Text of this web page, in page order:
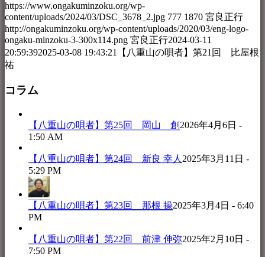
https://www.ongakuminzoku.org/wp-
content/uploads/2024/03/DSC_3678_2.jpg 777 1870 宮良正行
http://ongakuminzoku.org/wp-content/uploads/2020/03/eng-logo-
ongaku-minzoku-3-300x114.png 宮良正行2024-03-11
20:59:392025-03-08 19:43:21
【八重山の唄者】第21回 比屋根
祐
コラム
【八重山の唄者】第25回 岡山 創2026年4月6日 -
1:50 AM
【八重山の唄者】第24回 新良 幸人2025年3月11日 -
5:29 PM
【八重山の唄者】第23回 那根 操2025年3月4日 - 6:40
PM
【八重山の唄者】第22回 前津 伸弥2025年2月10日 -
7:50 PM